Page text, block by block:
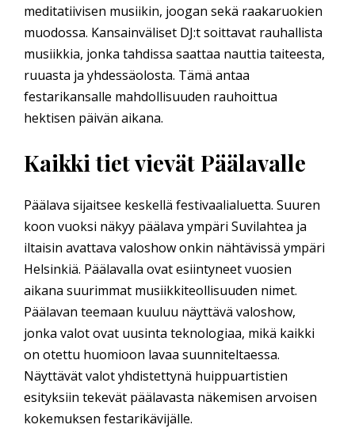
meditatiivisen musiikin, joogan sekä raakaruokien
muodossa. Kansainväliset DJ:t soittavat rauhallista
musiikkia, jonka tahdissa saattaa nauttia taiteesta,
ruuasta ja yhdessäolosta. Tämä antaa
festarikansalle mahdollisuuden rauhoittua
hektisen päivän aikana.
Kaikki tiet vievät Päälavalle
Päälava sijaitsee keskellä festivaalialuetta. Suuren
koon vuoksi näkyy päälava ympäri Suvilahtea ja
iltaisin avattava valoshow onkin nähtävissä ympäri
Helsinkiä. Päälavalla ovat esiintyneet vuosien
aikana suurimmat musiikkiteollisuuden nimet.
Päälavan teemaan kuuluu näyttävä valoshow,
jonka valot ovat uusinta teknologiaa, mikä kaikki
on otettu huomioon lavaa suunniteltaessa.
Näyttävät valot yhdistettynä huippuartistien
esityksiin tekevät päälavasta näkemisen arvoisen
kokemuksen festarikävijälle.